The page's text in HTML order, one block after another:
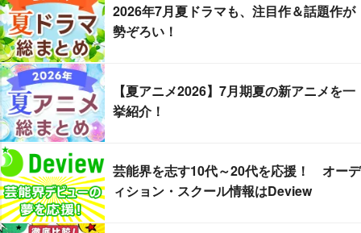
2026年7月夏ドラマも、注目作＆話題作が
勢ぞろい！
【夏アニメ2026】7月期夏の新アニメを一
挙紹介！
芸能界を志す10代～20代を応援！ オーデ
ィション・スクール情報はDeview